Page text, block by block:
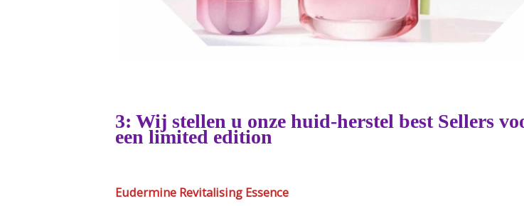
3: Wij stellen u onze huid-herstel best Sellers
een limited edition
Eudermine Revitalising Essence